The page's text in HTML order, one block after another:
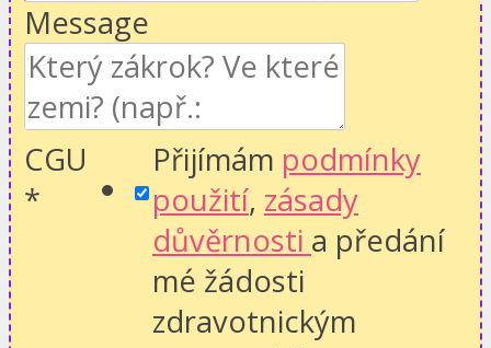
Message
CGU
*
Přijímám podmínky
použití, zásady
důvěrnosti a předání
mé žádosti
zdravotnickým